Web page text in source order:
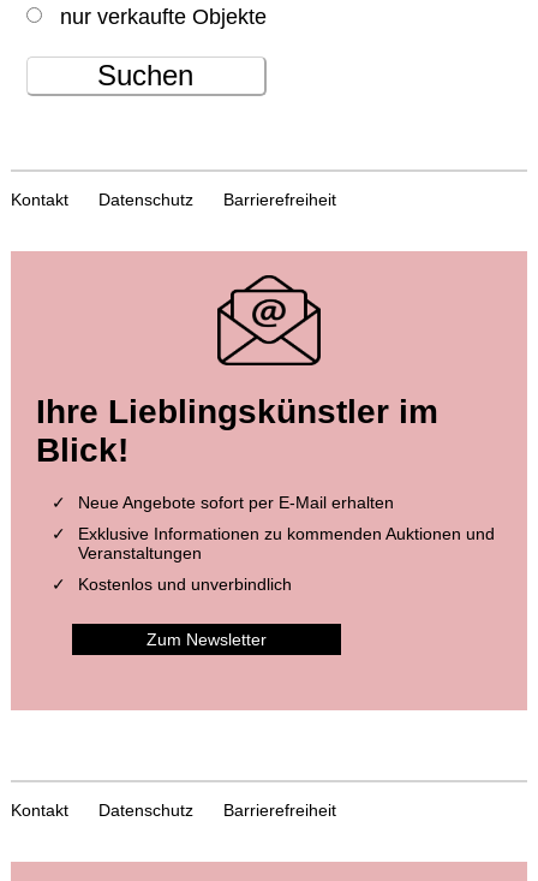
nur verkaufte Objekte
Suchen
Kontakt Datenschutz Barrierefreiheit
Ihre Lieblingskünstler im
Blick!
Neue Angebote sofort per E-Mail erhalten
Exklusive Informationen zu kommenden Auktionen und
Veranstaltungen
Kostenlos und unverbindlich
Zum Newsletter
Kontakt Datenschutz Barrierefreiheit